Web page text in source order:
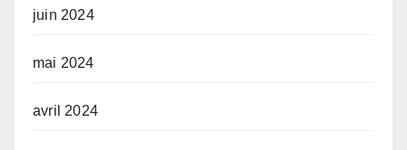
juin 2024
mai 2024
avril 2024